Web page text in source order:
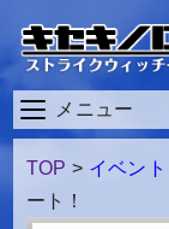
TOP > イベント
ート！
メニュー